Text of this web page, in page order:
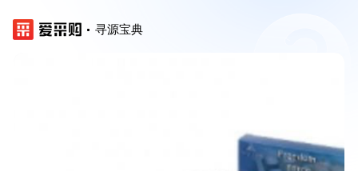
寻源宝典